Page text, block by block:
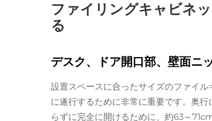
ファイリングキャビネ
る
デスク、ドア開口部、壁面ニ
設置スペースに合ったサイズのファイ
に遂行するために非常に重要です。奥
らずに完全に開けるために、約63～